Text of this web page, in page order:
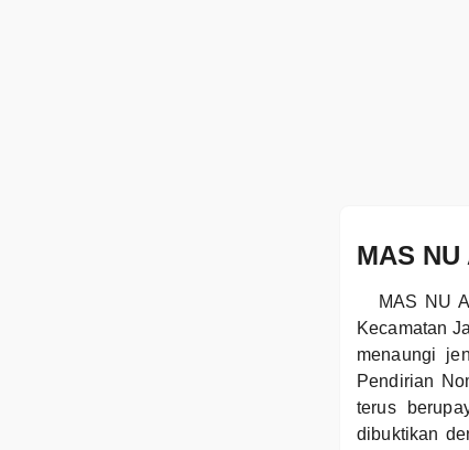
MAS
MAS NU
Kecamatan
menaungi
Pendirian
terus
dibuktikan